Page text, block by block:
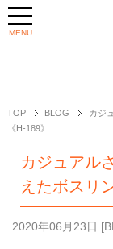
MENU
TOP BLOG
カジ
《H-189》
カジュアル
えたボスリ
2020年06月23日 [